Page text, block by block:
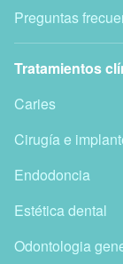
Preguntas
Tratamientos
Caries
Cirugía e
Endodoncia
Estética dental
Odontologia